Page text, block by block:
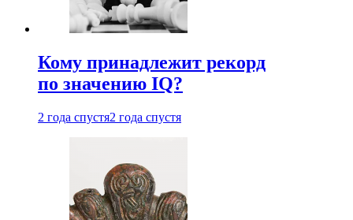
Кому принадлежит рекорд
по значению IQ?
2 года спустя2 года спустя